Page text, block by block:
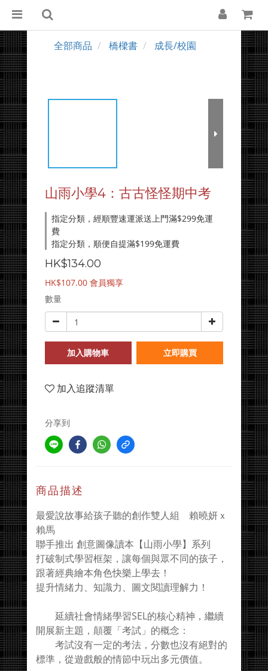
全部商品 橋樑書 成長/校園
山雨小學4：古古怪怪期中考
指定分類，經順豐速運派送上門滿$299免運
費
指定分類，順便自提滿$199免運費
HK$134.00
HK$107.00 會員獨享
數量
加入購物車 立即購買
加入追蹤清單
分享到
商品描述
最愛說故事給孩子聽的創作雙人組 賴曉妍ｘ
賴馬
聯手推出 創意圖像讀本【山雨小學】系列
打破制式學習框架，讓每個與眾不同的孩子，
跟著經典繪本角色快樂上學去！
提升情緒力、知識力、圖文閱讀理解力！
延續社會情緒學習SEL的核心精神，繼續
開展新主題，顛覆「考試」的概念：
考試沒有一定的考法，分數也沒有絕對的
標準，從遊戲般的情節中玩出多元價值。